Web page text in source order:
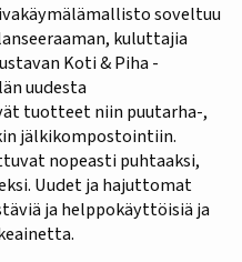
soveltuu
kuluttajia
Koti & Piha -
uudesta
tuotteet niin puutarha-,
jälkikompostointiin.
nopeasti puhtaaksi,
Uudet ja hajuttomat
ja helppokäyttöisiä ja